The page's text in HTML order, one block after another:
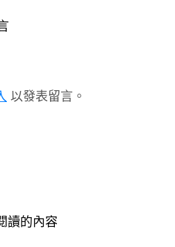
以發表留言。
讀的內容